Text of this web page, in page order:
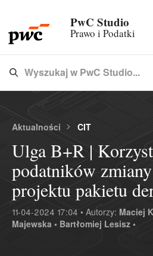
PwC Studio
Prawo i Podatki
Type 3 or more characters for results.
Wyszukaj w PwC Studio...
Aktualności CIT
Ulga B+R |
podatników
projektu pakietu
11-04-2024 17:04 • Autorzy: Maciej
Majewska • Bartłomiej Lesisz •